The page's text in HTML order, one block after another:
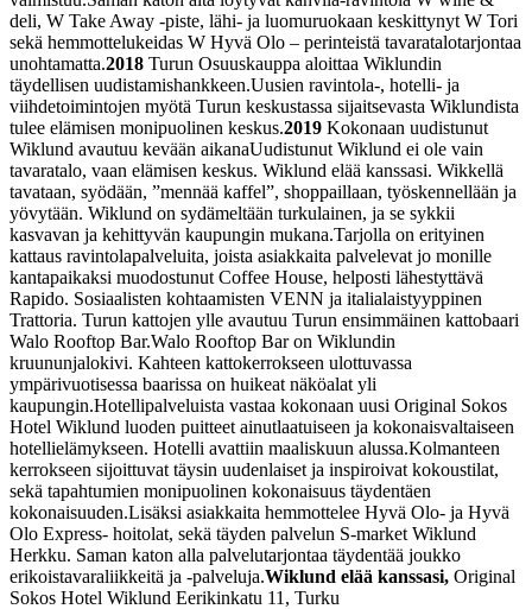
deli, W Take Away -piste, lähi- ja luomuruokaan keskittynyt W Tori
sekä hemmottelukeidas W Hyvä Olo – perinteistä tavaratalotarjontaa
unohtamatta.2018 Turun Osuuskauppa aloittaa Wiklundin
täydellisen uudistamishankkeen.Uusien ravintola-, hotelli- ja
viihdetoimintojen myötä Turun keskustassa sijaitsevasta Wiklundista
tulee elämisen monipuolinen keskus.2019 Kokonaan uudistunut
Wiklund avautuu kevään aikanaUudistunut Wiklund ei ole vain
tavaratalo, vaan elämisen keskus. Wiklund elää kanssasi. Wikkellä
tavataan, syödään, ”mennää kaffel”, shoppaillaan, työskennellään ja
yövytään. Wiklund on sydämeltään turkulainen, ja se sykkii
kasvavan ja kehittyvän kaupungin mukana.Tarjolla on erityinen
kattaus ravintolapalveluita, joista asiakkaita palvelevat jo monille
kantapaikaksi muodostunut Coffee House, helposti lähestyttävä
Rapido. Sosiaalisten kohtaamisten VENN ja italialaistyyppinen
Trattoria. Turun kattojen ylle avautuu Turun ensimmäinen kattobaari
Walo Rooftop Bar.Walo Rooftop Bar on Wiklundin
kruununjalokivi. Kahteen kattokerrokseen ulottuvassa
ympärivuotisessa baarissa on huikeat näköalat yli
kaupungin.Hotellipalveluista vastaa kokonaan uusi Original Sokos
Hotel Wiklund luoden puitteet ainutlaatuiseen ja kokonaisvaltaiseen
hotellielämykseen. Hotelli avattiin maaliskuun alussa.Kolmanteen
kerrokseen sijoittuvat täysin uudenlaiset ja inspiroivat kokoustilat,
sekä tapahtumien monipuolinen kokonaisuus täydentäen
kokonaisuuden.Lisäksi asiakkaita hemmottelee Hyvä Olo- ja Hyvä
Olo Express- hoitolat, sekä täyden palvelun S-market Wiklund
Herkku. Saman katon alla palvelutarjontaa täydentää joukko
erikoistavaraliikkeitä ja -palveluja.Wiklund elää kanssasi, Original
Sokos Hotel Wiklund Eerikinkatu 11, Turku